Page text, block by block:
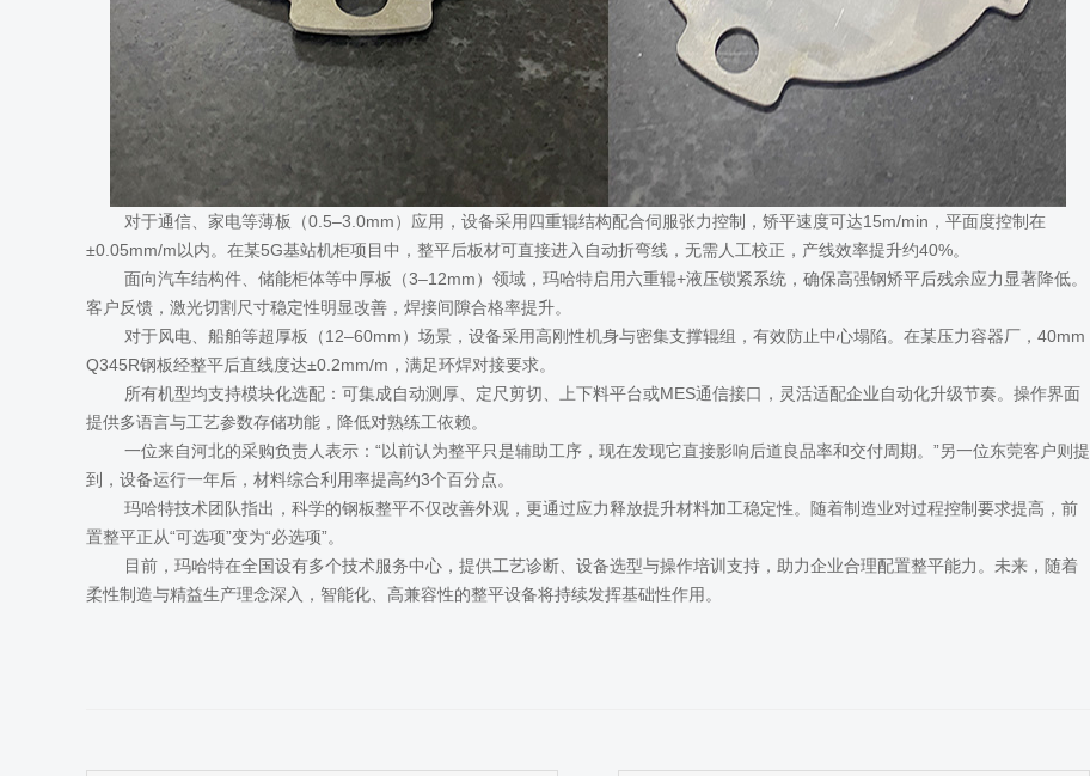
对于通信、家电等薄板（0.5–3.0mm）应用，设备采用四重辊结构配合伺服张力控制，矫平速度可达15m/min，平面度控制在
±0.05mm/m以内。在某5G基站机柜项目中，整平后板材可直接进入自动折弯线，无需人工校正，产线效率提升约40%。
面向汽车结构件、储能柜体等中厚板（3–12mm）领域，玛哈特启用六重辊+液压锁紧系统，确保高强钢矫平后残余应力显著降低。
客户反馈，激光切割尺寸稳定性明显改善，焊接间隙合格率提升。
对于风电、船舶等超厚板（12–60mm）场景，设备采用高刚性机身与密集支撑辊组，有效防止中心塌陷。在某压力容器厂，40mm
Q345R钢板经整平后直线度达±0.2mm/m，满足环焊对接要求。
所有机型均支持模块化选配：可集成自动测厚、定尺剪切、上下料平台或MES通信接口，灵活适配企业自动化升级节奏。操作界面
提供多语言与工艺参数存储功能，降低对熟练工依赖。
一位来自河北的采购负责人表示：“以前认为整平只是辅助工序，现在发现它直接影响后道良品率和交付周期。”另一位东莞客户则提
到，设备运行一年后，材料综合利用率提高约3个百分点。
玛哈特技术团队指出，科学的钢板整平不仅改善外观，更通过应力释放提升材料加工稳定性。随着制造业对过程控制要求提高，前
置整平正从“可选项”变为“必选项”。
目前，玛哈特在全国设有多个技术服务中心，提供工艺诊断、设备选型与操作培训支持，助力企业合理配置整平能力。未来，随着
柔性制造与精益生产理念深入，智能化、高兼容性的整平设备将持续发挥基础性作用。